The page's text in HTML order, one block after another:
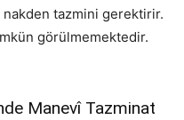
nakden tazmini gerektirir.
görülmemektedir.
Manevî Tazminat